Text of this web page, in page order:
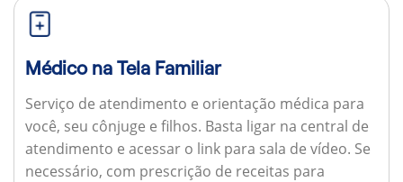
Médico na Tela Familiar
Serviço de atendimento e orientação médica para
você, seu cônjuge e filhos. Basta ligar na central de
atendimento e acessar o link para sala de vídeo. Se
necessário, com prescrição de receitas para